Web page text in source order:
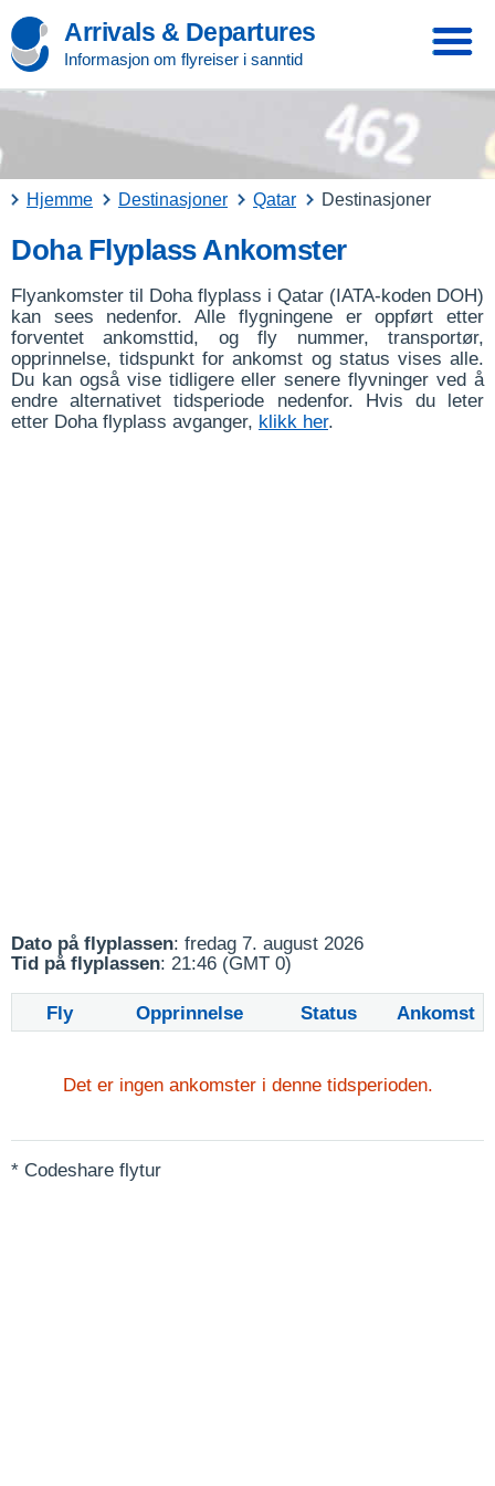
Arrivals & Departures
Informasjon om flyreiser i sanntid
Hjemme Destinasjoner Qatar Destinasjoner
Doha Flyplass Ankomster
Flyankomster til Doha flyplass i Qatar (IATA-koden DOH)
kan sees nedenfor. Alle flygningene er oppført etter
forventet ankomsttid, og fly nummer, transportør,
opprinnelse, tidspunkt for ankomst og status vises alle.
Du kan også vise tidligere eller senere flyvninger ved å
endre alternativet tidsperiode nedenfor. Hvis du leter
etter Doha flyplass avganger, klikk her.
Dato på flyplassen: fredag 7. august 2026
Tid på flyplassen: 21:46 (GMT 0)
Fly Opprinnelse Status Ankomst
Det er ingen ankomster i denne tidsperioden.
* Codeshare flytur